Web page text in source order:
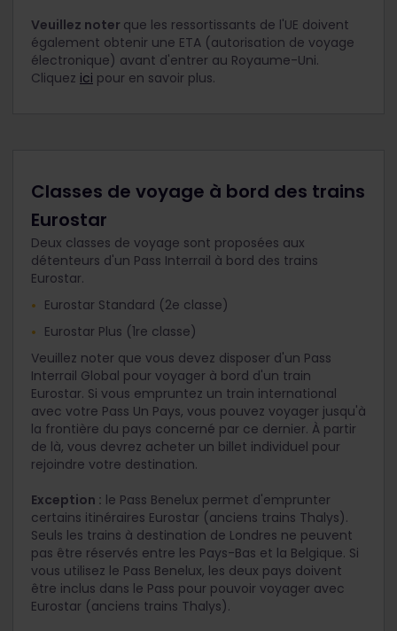
Veuillez noter que les ressortissants de l'UE doivent
également obtenir une ETA (autorisation de voyage
électronique) avant d'entrer au Royaume-Uni.
Cliquez ici pour en savoir plus.
Classes de voyage à bord des trains
Eurostar
Deux classes de voyage sont proposées aux
détenteurs d'un Pass Interrail à bord des trains
Eurostar.
Eurostar Standard (2e classe)
Eurostar Plus (1re classe)
Veuillez noter que vous devez disposer d'un Pass
Interrail Global pour voyager à bord d'un train
Eurostar. Si vous empruntez un train international
avec votre Pass Un Pays, vous pouvez voyager jusqu'à
la frontière du pays concerné par ce dernier. À partir
de là, vous devrez acheter un billet individuel pour
rejoindre votre destination.
Exception : le Pass Benelux permet d'emprunter
certains itinéraires Eurostar (anciens trains Thalys).
Seuls les trains à destination de Londres ne peuvent
pas être réservés entre les Pays-Bas et la Belgique. Si
vous utilisez le Pass Benelux, les deux pays doivent
être inclus dans le Pass pour pouvoir voyager avec
Eurostar (anciens trains Thalys).